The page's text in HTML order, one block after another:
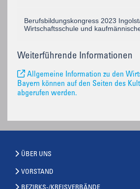
Berufsbildungskongress 2023
Wirtschaftsschule und
Weiterführende Informationen
Allgemeine Information zu den
Bayern können auf den Seiten des
abgerufen werden.
ÜBER UNS
VORSTAND